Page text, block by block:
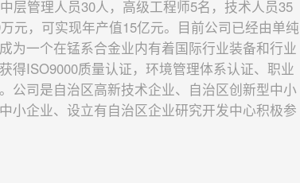
层管理人员30人，高级工程师5名，技术人员35
元，可实现年产值15亿元。目前公司已经由单纯
为一个在锰系合金业内有着国际行业装备和行业
得ISO9000质量认证，环境管理体系认证、职业
公司是自治区高新技术企业、自治区创新型中小
小企业、设立有自治区企业研究开发中心积极参